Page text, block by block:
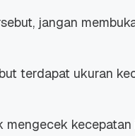
jangan
terdapat ukuran